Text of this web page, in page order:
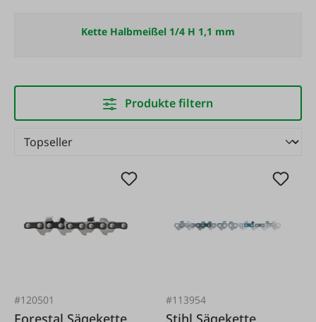
Kette Halbmeißel 1/4 H 1,1 mm
Produkte filtern
#120501
Forestal Sägekette
#113954
Stihl Sägekette